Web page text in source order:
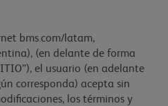
bms.com/latam,
(en delante de forma
el usuario (en adelante
corresponda) acepta sin
los términos y